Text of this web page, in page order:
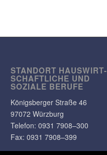
STANDORT HAUS­WIRT­
SCHAFT­LICHE UND
SOZIALE BERUFE
Königs­berger Straße 46
97072 Würzburg
Telefon: 0931 7908–300
Fax: 0931 7908–399